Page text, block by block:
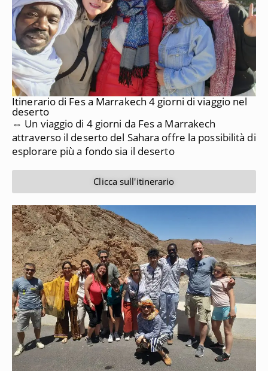
Itinerario di Fes a Marrakech 4 giorni di viaggio nel
deserto
⇔ Un viaggio di 4 giorni da Fes a Marrakech
attraverso il deserto del Sahara offre la possibilità di
esplorare più a fondo sia il deserto
Clicca sull'itinerario